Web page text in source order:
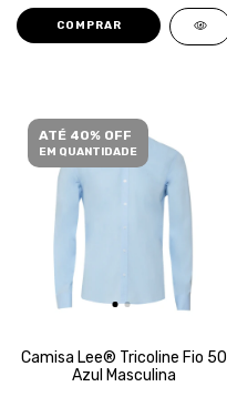
COMPRAR
ATÉ 40% OFF
EM QUANTIDADE
Camisa Lee® Tricoline Fio 50
Azul Masculina